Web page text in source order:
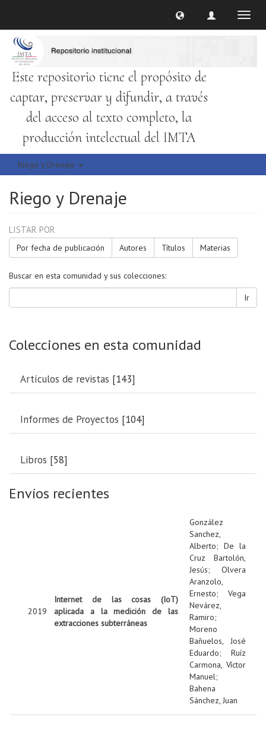
Este repositorio tiene el propósito de
captar, preservar y difundir, a través
del acceso al texto completo, la
producción intelectual del IMTA
Riego y Drenaje
Riego y Drenaje
LISTAR POR
Por fecha de publicación Autores Títulos Materias
Buscar en esta comunidad y sus colecciones:
Ir
Colecciones en esta comunidad
Artículos de revistas [143]
Informes de Proyectos [104]
Libros [58]
Envíos recientes
2019
Internet de las cosas (IoT)
aplicada a la medición de las
extracciones subterráneas
González
Sanchez,
Alberto; De la
Cruz Bartolón,
Jesús; Olvera
Aranzolo,
Ernesto; Vega
Nevárez,
Ramiro;
Moreno
Bañuelos, José
Eduardo; Ruíz
Carmona, Víctor
Manuel;
Bahena
Sánchez, Juan